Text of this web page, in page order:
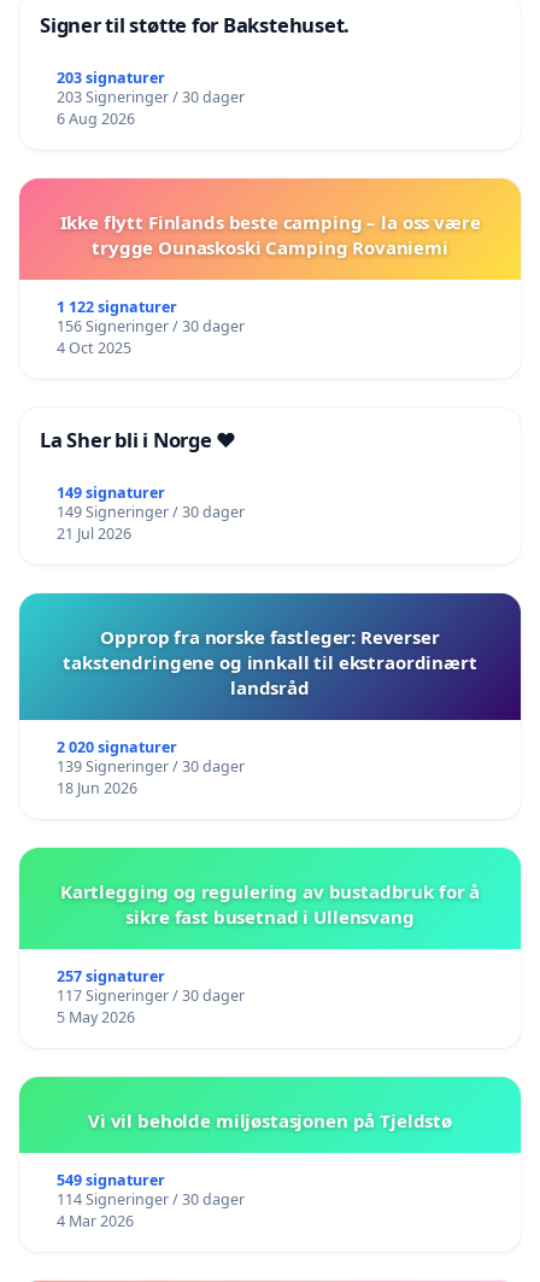
Signer til støtte for Bakstehuset.
203 signaturer
203 Signeringer / 30 dager
6 Aug 2026
Ikke flytt Finlands beste camping – la oss være
trygge Ounaskoski Camping Rovaniemi
1 122 signaturer
156 Signeringer / 30 dager
4 Oct 2025
La Sher bli i Norge ❤️
149 signaturer
149 Signeringer / 30 dager
21 Jul 2026
Opprop fra norske fastleger: Reverser
takstendringene og innkall til ekstraordinært
landsråd
2 020 signaturer
139 Signeringer / 30 dager
18 Jun 2026
Kartlegging og regulering av bustadbruk for å
sikre fast busetnad i Ullensvang
257 signaturer
117 Signeringer / 30 dager
5 May 2026
Vi vil beholde miljøstasjonen på Tjeldstø
549 signaturer
114 Signeringer / 30 dager
4 Mar 2026